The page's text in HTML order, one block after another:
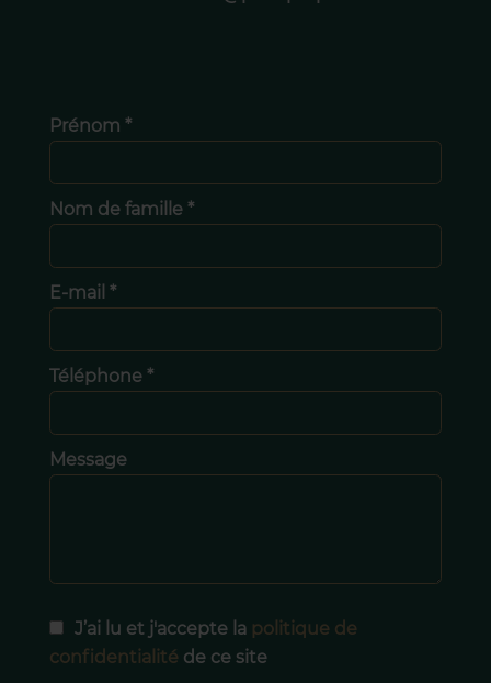
Prénom *
Nom de famille *
E-mail *
Téléphone *
Message
J’ai lu et j'accepte la politique de
confidentialité de ce site